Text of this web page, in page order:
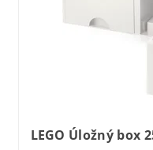
LEGO Úložný box